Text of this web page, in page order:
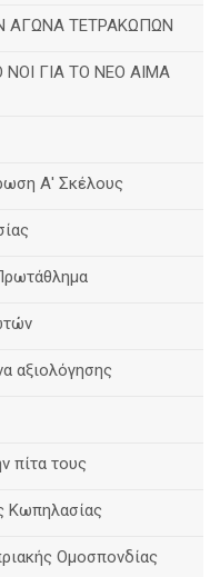
ΑΓΩΝΑ ΤΕΤΡΑΚΩΠΩΝ
ΓΙΑ ΤΟ ΝΕΟ ΑΙΜΑ
Α' Σκέλους
αξιολόγησης
πίτα τους
Κωπηλασίας
Ομοσπονδίας